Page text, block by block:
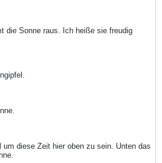
die Sonne raus. Ich heiße sie freudig
diese Zeit hier oben zu sein. Unten das